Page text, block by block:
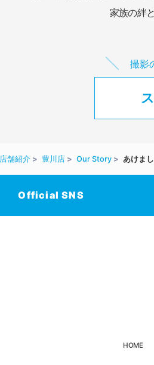
家族の絆
撮影
店舗紹介 豊川店 Our Story あけま
Official SNS
HOME